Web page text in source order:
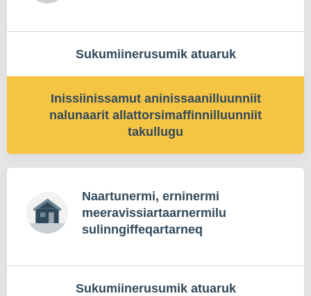
Sukumiinerusumik atuaruk
Inissiinissamut aninissaanilluunniit
nalunaarit allattorsimaffinnilluunniit
takullugu
Naartunermi, erninermi
meeravissiartaarnermilu
sulinngiffeqartarneq
Sukumiinerusumik atuaruk